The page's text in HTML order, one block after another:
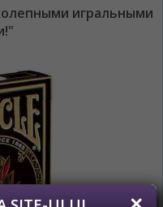
игральными
в
sus